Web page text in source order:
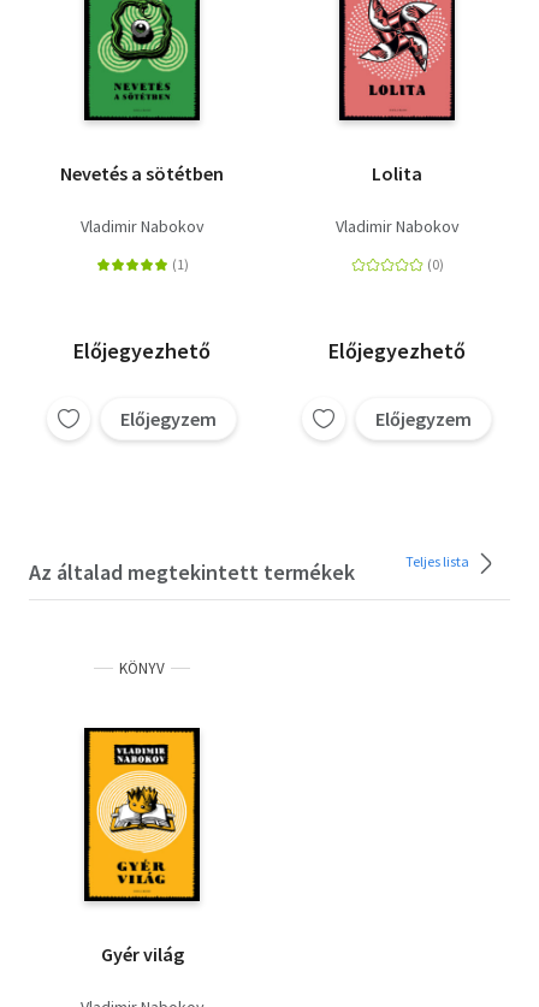
Nevetés a sötétben
Vladimir Nabokov
Előjegyezhető
Előjegyzem
Lolita
Vladimir Nabokov
Előjegyezhető
Előjegyzem
Az általad megtekintett termékek Teljes lista
KÖNYV
Gyér világ